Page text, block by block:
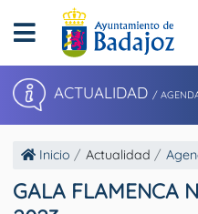
ACTUALIDAD /
Inicio Actualidad
GALA FLAMENCA